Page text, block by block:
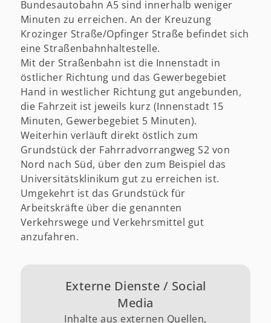
Bundesautobahn A5 sind innerhalb weniger
Minuten zu erreichen. An der Kreuzung
Krozinger Straße/Opfinger Straße befindet sich
eine Straßenbahnhaltestelle.
Mit der Straßenbahn ist die Innenstadt in
östlicher Richtung und das Gewerbegebiet
Hand in westlicher Richtung gut angebunden,
die Fahrzeit ist jeweils kurz (Innenstadt 15
Minuten, Gewerbegebiet 5 Minuten).
Weiterhin verläuft direkt östlich zum
Grundstück der Fahrradvorrangweg S2 von
Nord nach Süd, über den zum Beispiel das
Universitätsklinikum gut zu erreichen ist.
Umgekehrt ist das Grundstück für
Arbeitskräfte über die genannten
Verkehrswege und Verkehrsmittel gut
anzufahren.
Externe Dienste / Social
Media
Inhalte aus externen Quellen,